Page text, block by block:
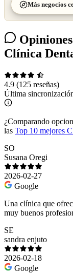
Más negocios
Clínica
4.9 (125 reseñas)
Última
¿Comparando
las Top 10 mejores
SO
Susana Oregi
2026-02-27
Google
Una clínica que
muy buenos
SE
sandra enjuto
2026-02-18
Google